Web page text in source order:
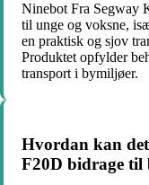
Ninebot Fra Segway
til unge og voksne,
en praktisk og sjov
Produktet opfylder
transport i bymiljøer.
Hvordan kan
F20D bidrage til